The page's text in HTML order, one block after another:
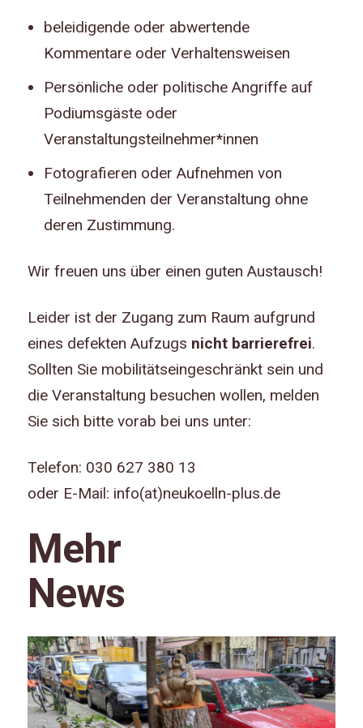
beleidigende oder abwertende
Kommentare oder Verhaltensweisen
Persönliche oder politische Angriffe auf
Podiumsgäste oder
Veranstaltungsteilnehmer*innen
Fotografieren oder Aufnehmen von
Teilnehmenden der Veranstaltung ohne
deren Zustimmung.
Wir freuen uns über einen guten Austausch!
Leider ist der Zugang zum Raum aufgrund
eines defekten Aufzugs nicht barrierefrei.
Sollten Sie mobilitätseingeschränkt sein und
die Veranstaltung besuchen wollen, melden
Sie sich bitte vorab bei uns unter:
Telefon: 030 627 380 13
oder E-Mail: info(at)neukoelln-plus.de
Mehr
News